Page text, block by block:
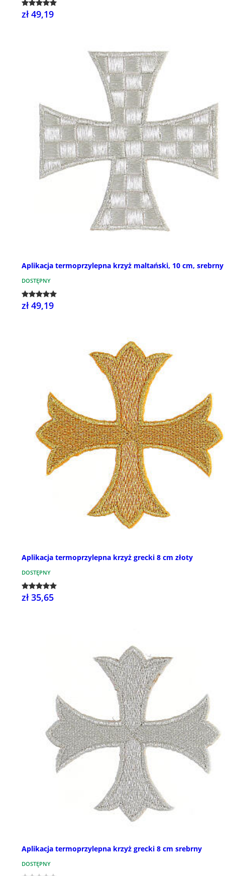
zł 49,19
Aplikacja termoprzylepna krzyż maltański, 10 cm, srebrny
DOSTĘPNY
zł 49,19
Aplikacja termoprzylepna krzyż grecki 8 cm złoty
DOSTĘPNY
zł 35,65
Aplikacja termoprzylepna krzyż grecki 8 cm srebrny
DOSTĘPNY